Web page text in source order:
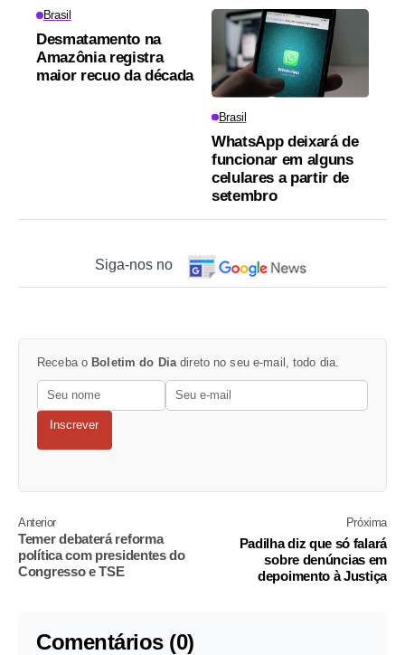
Brasil
Desmatamento na
Amazônia registra
maior recuo da década
Brasil
WhatsApp deixará de
funcionar em alguns
celulares a partir de
setembro
Siga-nos no
Receba o Boletim do Diadireto no seu e-mail, todo dia.
Inscrever
Anterior
Temer debaterá reforma
política com presidentes do
Congresso e TSE
Próxima
Padilha diz que só falará
sobre denúncias em
depoimento à Justiça
Comentários (0)